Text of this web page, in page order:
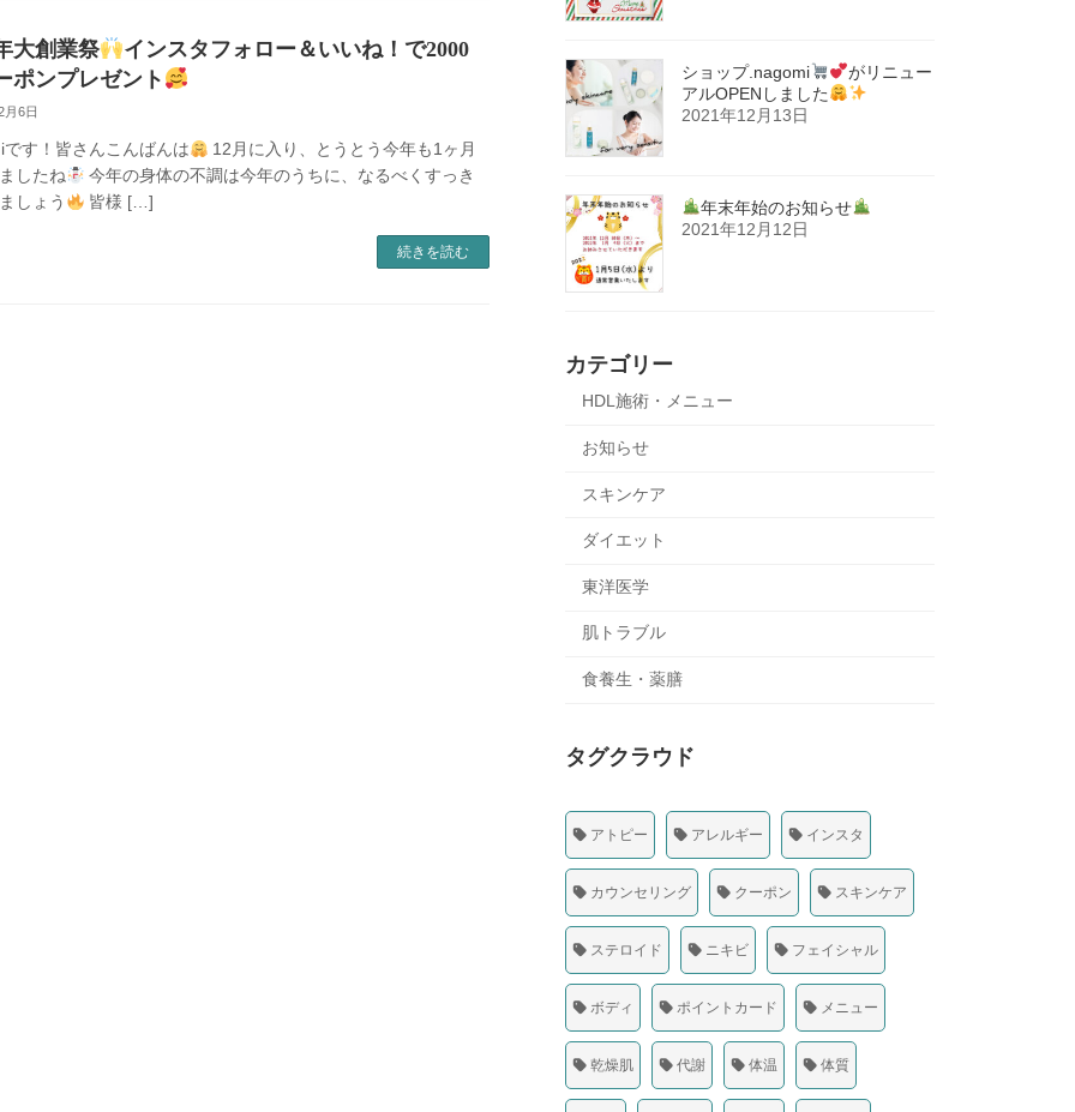
大創業祭
インスタフォロー＆いいね！で2000
ポンプレゼント
月6日
す！皆さんこんばんは
12月に入り、とうとう今年も1ヶ月
したね
今年の身体の不調は今年のうちに、なるべくすっき
しょう
皆様 […]
続きを読む
ショップ.nagomi
がリニュー
アルOPENしました
2021年12月13日
年末年始のお知らせ
2021年12月12日
カテゴリー
HDL施術・メニュー
お知らせ
スキンケア
ダイエット
東洋医学
肌トラブル
食養生・薬膳
タグクラウド
アトピー アレルギー インスタ
カウンセリング クーポン スキンケア
ステロイド ニキビ フェイシャル
ボディ ポイントカード メニュー
乾燥肌 代謝 体温 体質